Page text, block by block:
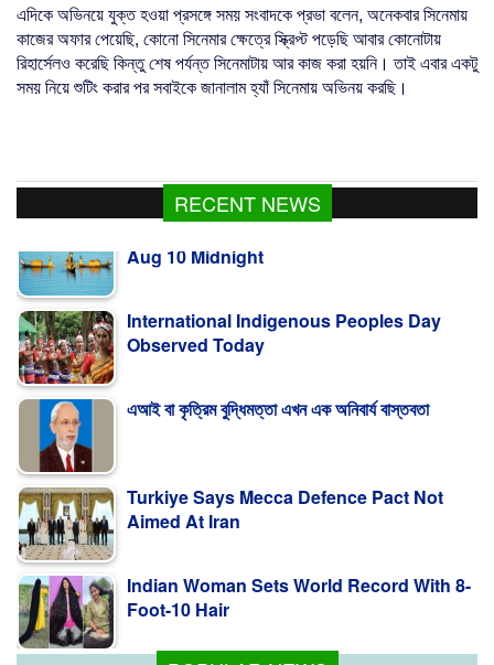
এদিকে অভিনয়ে যুক্ত হওয়া প্রসঙ্গে সময় সংবাদকে প্রভা বলেন, অনেকবার সিনেমায়
কাজের অফার পেয়েছি, কোনো সিনেমার ক্ষেত্রে স্ক্রিপ্ট পড়েছি আবার কোনোটায়
রিহার্সেলও করেছি কিন্তু শেষ পর্যন্ত সিনেমাটায় আর কাজ করা হয়নি। তাই এবার একটু
সময় নিয়ে শুটিং করার পর সবাইকে জানালাম হ্যাঁ সিনেমায় অভিনয় করছি।
RECENT NEWS
International Indigenous Peoples Day
এআই বা কৃত্রিম বুদ্ধিমত্তা এখন এক অনিবার্য বাস্তবতা
Indian Woman Sets World Record With 8-
Fishing To Resume In Kaptai Lake From